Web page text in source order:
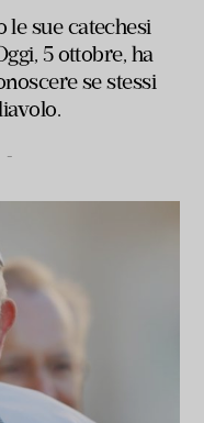
le sue catechesi
5 ottobre, ha
se stessi
-